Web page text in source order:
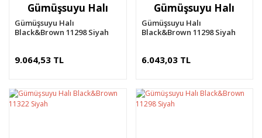
Gümüşsuyu Halı
Gümüşsuyu Halı
Black&Brown 11298 Siyah
9.064,53 TL
Gümüşsuyu Halı
Gümüşsuyu Halı
Black&Brown 11298 Siyah
6.043,03 TL